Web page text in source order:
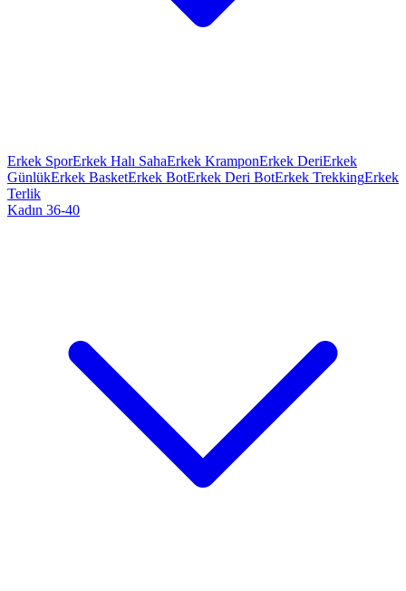
Erkek SporErkek Halı SahaErkek KramponErkek DeriErkek
GünlükErkek BasketErkek BotErkek Deri BotErkek TrekkingErkek
Terlik
Kadın 36-40